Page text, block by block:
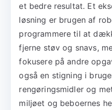
et bedre resultat. Et
løsning er brugen af
programmere til at
fjerne støv og snavs,
fokusere på andre
også en stigning i
rengøringsmidler og
miljøet og beboernes